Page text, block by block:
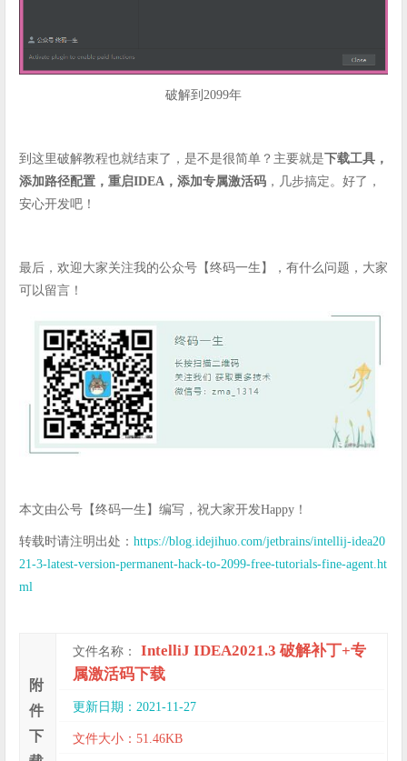
破解到2099年
到这里破解教程也就结束了，是不是很简单？主要就是下载工具，
添加路径配置，重启IDEA，添加专属激活码 ，几步搞定。好了，
安心开发吧！
最后，欢迎大家关注我的公众号【终码一生】，有什么问题，大家
可以留言！
本文由公号【终码一生】编写，祝大家开发Happy！
转载时请注明出处： https://blog.idejihuo.com/jetbrains/intellij-idea20
21-3-latest-version-permanent-hack-to-2099-free-tutorials-fine-agent.ht
ml
附
件
下
文件名称：
IntelliJ IDEA2021.3 破解补丁+专
属激活码下载
更新日期：2021-11-27
文件大小：51.46KB